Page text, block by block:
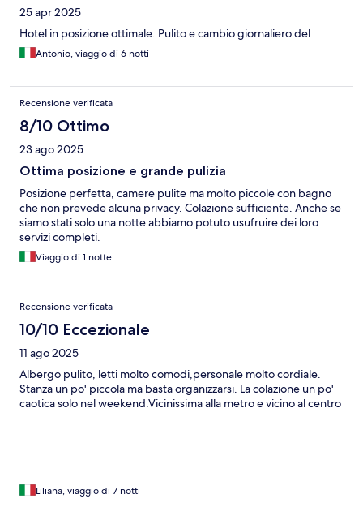
25 apr 2025
Hotel in posizione ottimale. Pulito e cambio giornaliero del
Antonio, viaggio di 6 notti
Recensione verificata
8/10 Ottimo
23 ago 2025
Ottima posizione e grande pulizia
Posizione perfetta, camere pulite ma molto piccole con bagno
che non prevede alcuna privacy. Colazione sufficiente. Anche se
siamo stati solo una notte abbiamo potuto usufruire dei loro
servizi completi.
Viaggio di 1 notte
Recensione verificata
10/10 Eccezionale
11 ago 2025
Albergo pulito, letti molto comodi,personale molto cordiale.
Stanza un po' piccola ma basta organizzarsi. La colazione un po'
caotica solo nel weekend.Vicinissima alla metro e vicino al centro
Liliana, viaggio di 7 notti